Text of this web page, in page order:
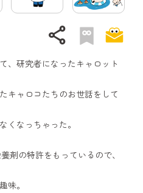
share
、研究者になったキャロット
キャロコたちのお世話をして
くなっちゃった。
剤の特許をもっているので、
味。